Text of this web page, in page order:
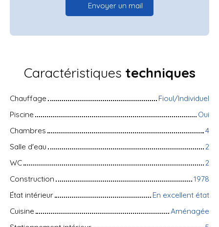
Envoyer un mail
Caractéristiques techniques
Chauffage
Fioul/Individuel
Piscine
Oui
Chambres
4
Salle d'eau
2
WC
2
Construction
1978
État intérieur
En excellent état
Cuisine
Aménagée